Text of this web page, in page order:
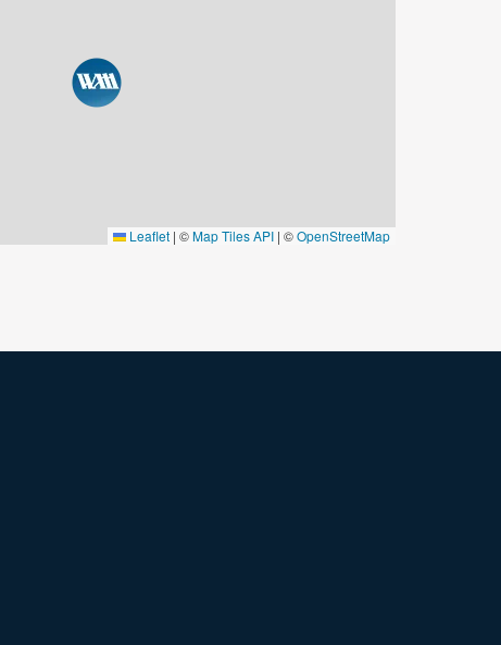
Leaflet | ©Map Tiles API | ©OpenStreetMap